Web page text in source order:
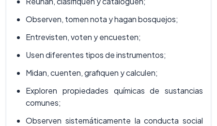
Observen, tomen nota y hagan bosquejos;
Entrevisten, voten y encuesten;
Usen diferentes tipos de instrumentos;
Midan, cuenten, grafiquen y calculen;
Exploren propiedades químicas de sustancias
comunes;
Observen sistemáticamente la conducta social